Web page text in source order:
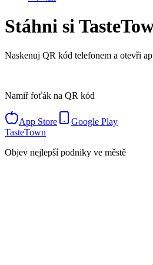
Stáhni si
Naskenuj QR kód telefonem a otevři
Namiř foťák na QR kód
App Store
Google Play
TasteTown
Objev nejlepší podniky ve městě